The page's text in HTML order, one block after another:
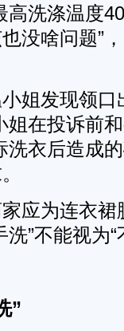
高洗涤温度
没啥问题”
发现领口
姐在投诉前
洗衣后造成
为连衣裙
”不能视为“
”